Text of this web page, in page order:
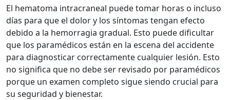
El hematoma intracraneal puede tomar horas o incluso
días para que el dolor y los síntomas tengan efecto
debido a la hemorragia gradual. Esto puede dificultar
que los paramédicos están en la escena del accidente
para diagnosticar correctamente cualquier lesión. Esto
no significa que no debe ser revisado por paramédicos
porque un examen completo sigue siendo crucial para
su seguridad y bienestar.